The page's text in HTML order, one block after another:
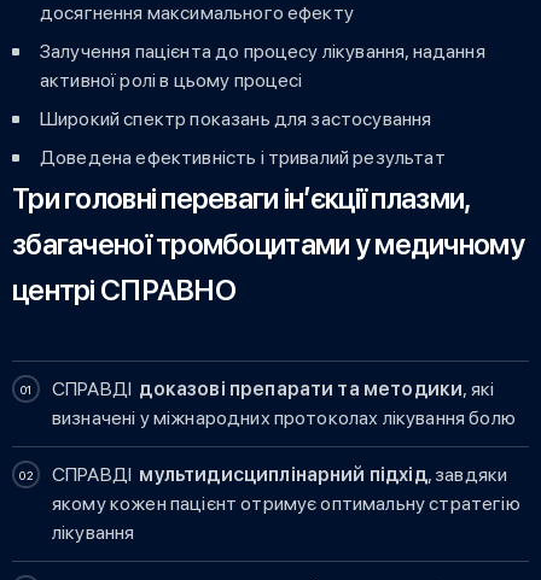
досягнення максимального ефекту
Залучення пацієнта до процесу лікування, надання
активної ролі в цьому процесі
Широкий спектр показань для застосування
Доведена ефективність і тривалий результат
Три головні переваги ін’єкції плазми,
збагаченої тромбоцитами у медичному
центрі СПРАВНО
СПРАВДІ доказові препарати та методики, які
визначені у міжнародних протоколах лікування болю
СПРАВДІ мультидисциплінарний підхід, завдяки
якому кожен пацієнт отримує оптимальну стратегію
лікування